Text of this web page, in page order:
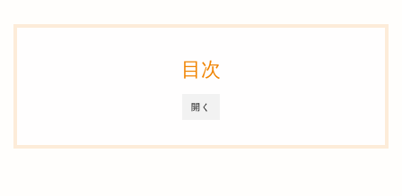
開く
目次